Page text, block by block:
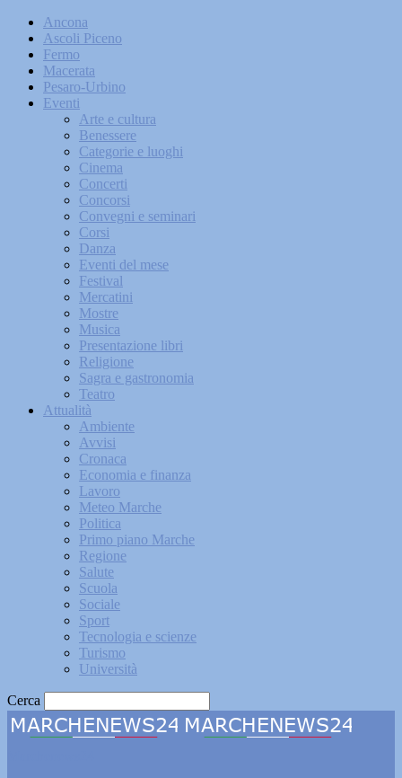
Ancona
Ascoli Piceno
Fermo
Macerata
Pesaro-Urbino
Eventi
Arte e cultura
Benessere
Categorie e luoghi
Cinema
Concerti
Concorsi
Convegni e seminari
Corsi
Danza
Eventi del mese
Festival
Mercatini
Mostre
Musica
Presentazione libri
Religione
Sagra e gastronomia
Teatro
Attualità
Ambiente
Avvisi
Cronaca
Economia e finanza
Lavoro
Meteo Marche
Politica
Primo piano Marche
Regione
Salute
Scuola
Sociale
Sport
Tecnologia e scienze
Turismo
Università
Cerca